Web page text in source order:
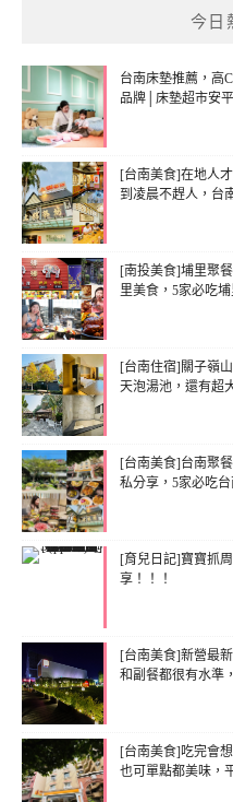
今日
台南床墊推薦，高
品牌│床墊超市安
[台南美食]在地人
到凌晨不趕人，台
[南投美食]埔里聚
里美食，5家必吃
[台南住宿]關子嶺
天泡湯池，還有超
[台南美食]台南聚
私分享，5家必吃台
[育兒日記]寶寶抓
享！！！
[台南美食]新營最
和副餐都很有水準
[台南美食]吃完會
也可單點都美味，